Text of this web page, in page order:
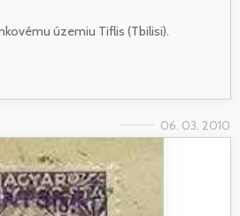
územiu Tiflis (Tbilisi).
06. 03. 2010